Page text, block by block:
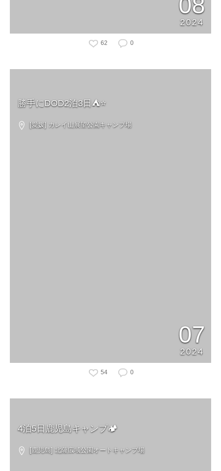
2024
62 0
勝手にDOD2泊3日⛺️⭐️
[愛媛] カレイ山展望公園キャンプ場
07
2024
54 0
4泊5日鹿児島キャンプ🏕️
[鹿児島] 北薩広域公園オートキャンプ場